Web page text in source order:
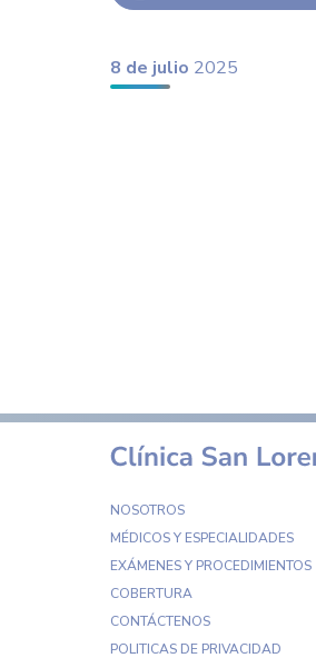
8 de julio 2025
NOSOTROS
MÉDICOS Y ESPECIALIDADES
EXÁMENES Y PROCEDIMIENTOS
COBERTURA
CONTÁCTENOS
POLITICAS DE PRIVACIDAD